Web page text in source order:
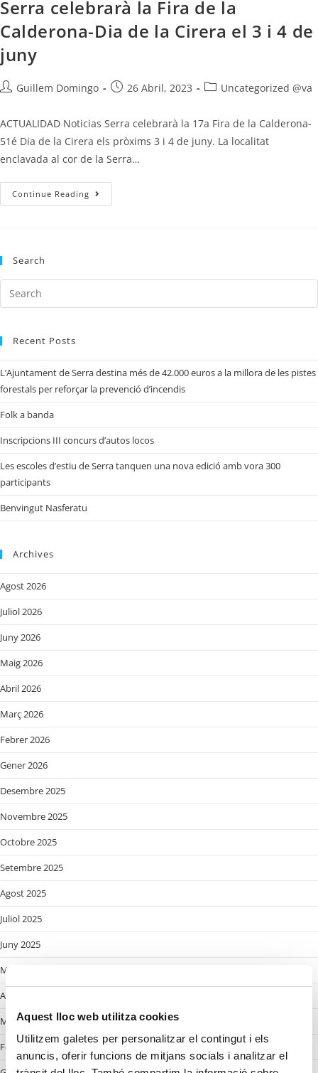
Aquest lloc web utilitza cookies
Utilitzem galetes per personalitzar el contingut i els
anuncis, oferir funcions de mitjans socials i analitzar el
Serra celebrarà la Fira de la
Calderona-Dia de la Cirera el 3 i 4 de
juny
Guillem Domingo 26 Abril, 2023 Uncategorized @va
ACTUALIDAD Noticias Serra celebrarà la 17a Fira de la Calderona-
51é Dia de la Cirera els pròxims 3 i 4 de juny. La localitat
enclavada al cor de la Serra…
Continue Reading
Search
Recent Posts
L’Ajuntament de Serra destina més de 42.000 euros a la millora de les pistes
forestals per reforçar la prevenció d’incendis
Folk a banda
Inscripcions III concurs d’autos locos
Les escoles d’estiu de Serra tanquen una nova edició amb vora 300
participants
Benvingut Nasferatu
Archives
Agost 2026
Juliol 2026
Juny 2026
Maig 2026
Abril 2026
Març 2026
Febrer 2026
Gener 2026
Desembre 2025
Novembre 2025
Octobre 2025
Setembre 2025
Agost 2025
Juliol 2025
Juny 2025
Maig 2025
Abril 2025
Març 2025
Febrer 2025